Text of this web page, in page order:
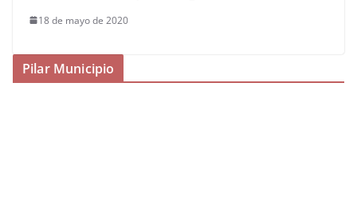
18 de mayo de 2020
Pilar Municipio